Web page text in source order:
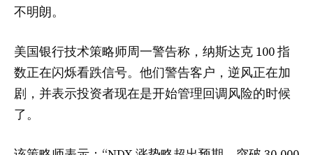
不明朗。
美国银行技术策略师周一警告称，纳斯达克 100 指
数正在闪烁看跌信号。他们警告客户，逆风正在加
剧，并表示投资者现在是开始管理回调风险的时候
了。